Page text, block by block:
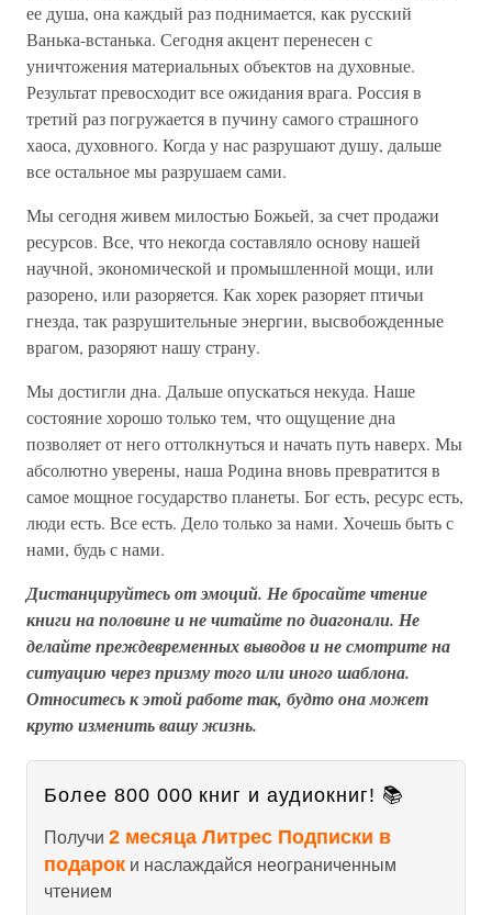
ее душа, она каждый раз поднимается, как русский
Ванька-встанька. Сегодня акцент перенесен с
уничтожения материальных объектов на духовные.
Результат превосходит все ожидания врага. Россия в
третий раз погружается в пучину самого страшного
хаоса, духовного. Когда у нас разрушают душу, дальше
все остальное мы разрушаем сами.
Мы сегодня живем милостью Божьей, за счет продажи
ресурсов. Все, что некогда составляло основу нашей
научной, экономической и промышленной мощи, или
разорено, или разоряется. Как хорек разоряет птичьи
гнезда, так разрушительные энергии, высвобожденные
врагом, разоряют нашу страну.
Мы достигли дна. Дальше опускаться некуда. Наше
состояние хорошо только тем, что ощущение дна
позволяет от него оттолкнуться и начать путь наверх. Мы
абсолютно уверены, наша Родина вновь превратится в
самое мощное государство планеты. Бог есть, ресурс есть,
люди есть. Все есть. Дело только за нами. Хочешь быть с
нами, будь с нами.
Дистанцируйтесь от эмоций. Не бросайте чтение
книги на половине и не читайте по диагонали. Не
делайте преждевременных выводов и не смотрите на
ситуацию через призму того или иного шаблона.
Относитесь к этой работе так, будто она может
круто изменить вашу жизнь.
Более 800 000 книг и аудиокниг! 📚
Получи 2 месяца Литрес Подписки в
подарок и наслаждайся неограниченным
чтением